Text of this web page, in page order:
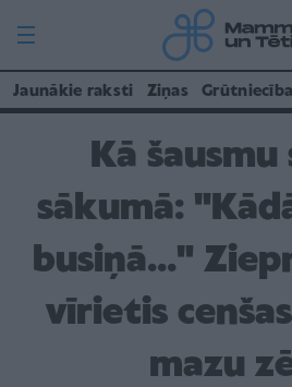
Jaunākie raksti Ziņas Grūtniecība
Kā
sākumā:
busiņā..."
vīrietis
mazu